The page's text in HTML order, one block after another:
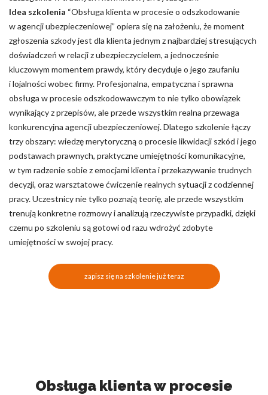
Idea szkolenia “Obsługa klienta w procesie o odszkodowanie
w agencji ubezpieczeniowej” opiera się na założeniu, że moment
zgłoszenia szkody jest dla klienta jednym z najbardziej stresujących
doświadczeń w relacji z ubezpieczycielem, a jednocześnie
kluczowym momentem prawdy, który decyduje o jego zaufaniu
i lojalności wobec firmy. Profesjonalna, empatyczna i sprawna
obsługa w procesie odszkodowawczym to nie tylko obowiązek
wynikający z przepisów, ale przede wszystkim realna przewaga
konkurencyjna agencji ubezpieczeniowej. Dlatego szkolenie łączy
trzy obszary: wiedzę merytoryczną o procesie likwidacji szkód i jego
podstawach prawnych, praktyczne umiejętności komunikacyjne,
w tym radzenie sobie z emocjami klienta i przekazywanie trudnych
decyzji, oraz warsztatowe ćwiczenie realnych sytuacji z codziennej
pracy. Uczestnicy nie tylko poznają teorię, ale przede wszystkim
trenują konkretne rozmowy i analizują rzeczywiste przypadki, dzięki
czemu po szkoleniu są gotowi od razu wdrożyć zdobyte
umiejętności w swojej pracy.
zapisz się na szkolenie już teraz
Obsługa klienta w procesie